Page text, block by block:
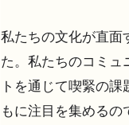
私たちの文化が直
た。私たちのコミュ
トを通じて喫緊の
もに注目を集める